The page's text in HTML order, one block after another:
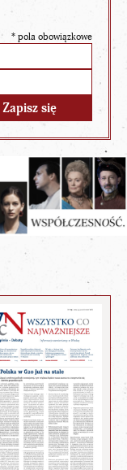
* pola obowiązkowe